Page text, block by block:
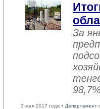
За
3 мая 2017 года • Департамент